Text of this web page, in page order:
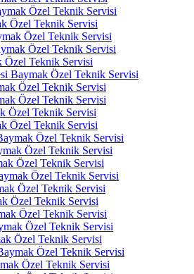
Özel Teknik Servisi
Özel Teknik Servisi
Özel Teknik Servisi
Özel Teknik Servisi
Özel Teknik Servisi
Baymak Özel Teknik Servisi
Özel Teknik Servisi
Özel Teknik Servisi
Özel Teknik Servisi
Özel Teknik Servisi
Özel Teknik Servisi
Özel Teknik Servisi
Özel Teknik Servisi
Özel Teknik Servisi
Özel Teknik Servisi
Özel Teknik Servisi
Özel Teknik Servisi
Özel Teknik Servisi
Özel Teknik Servisi
Özel Teknik Servisi
Özel Teknik Servisi